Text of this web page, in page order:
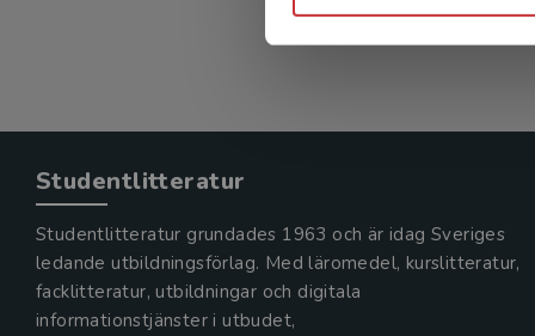
Exkl.
Studentlitteratur
Studentlitteratur grundades 1963 och är idag Sveriges
ledande utbildningsförlag. Med läromedel, kurslitteratur,
facklitteratur, utbildningar och digitala
informationstjänster i utbudet,